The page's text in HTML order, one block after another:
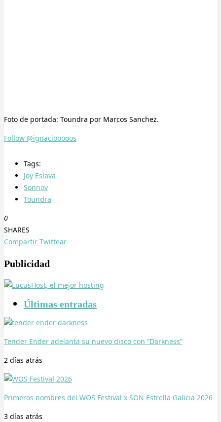
Foto de portada: Toundra por Marcos Sanchez.
Follow @ignaciooooos
Tags:
Joy Eslava
Sonnöv
Toundra
0
SHARES
Compartir Twittear
Publicidad
Últimas entradas
Tender Ender adelanta su nuevo disco con “Darkness”
2 días atrás
Primeros nombres del WOS Festival x SON Estrella Galicia 2026
3 días atrás